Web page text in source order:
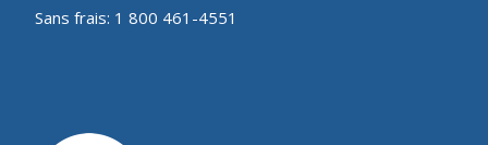
Sans frais: 1 800 461-4551